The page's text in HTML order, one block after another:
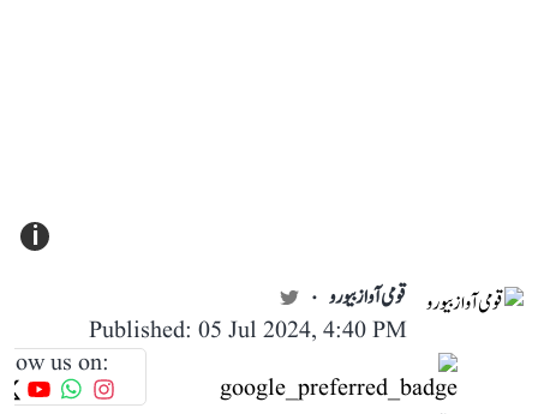
i
قومی آواز بیورو
Published: 05 Jul 2024, 4:40 PM
us on: